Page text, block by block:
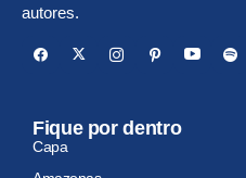
autores.
Fique por dentro
Capa